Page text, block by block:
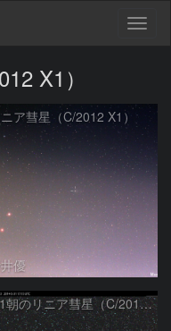
X1）
ア彗星（C/2012 X1）
優
6/1朝のリニア彗星（C/2012X1）